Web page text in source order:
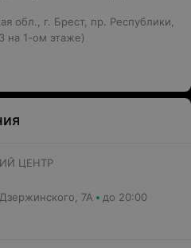
обл., г. Брест, пр. Республики,
на 1-ом этаже)
ЦЕНТР
7А до 20:00